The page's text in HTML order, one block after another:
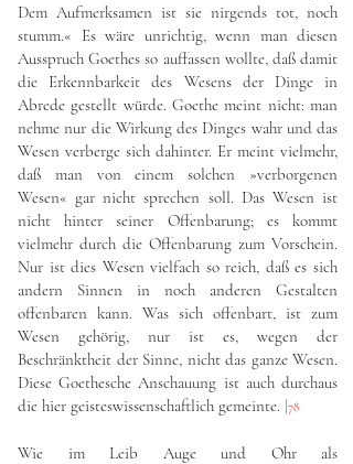
Dem Aufmerksamen ist sie nirgends tot, noch
stumm.« Es wäre unrichtig, wenn man diesen
Ausspruch Goethes so auffassen wollte, daß damit
die Erkennbarkeit des Wesens der Dinge in
Abrede gestellt würde. Goethe meint nicht: man
nehme nur die Wirkung des Dinges wahr und das
Wesen verberge sich dahinter. Er meint vielmehr,
daß man von einem solchen »verborgenen
Wesen« gar nicht sprechen soll. Das Wesen ist
nicht hinter seiner Offenbarung; es kommt
vielmehr durch die Offenbarung zum Vorschein.
Nur ist dies Wesen vielfach so reich, daß es sich
andern Sinnen in noch anderen Gestalten
offenbaren kann. Was sich offenbart, ist zum
Wesen gehörig, nur ist es, wegen der
Beschränktheit der Sinne, nicht das ganze Wesen.
Diese Goethesche Anschauung ist auch durchaus
die hier geisteswissenschaftlich gemeinte. |78
Wie im Leib Auge und Ohr als